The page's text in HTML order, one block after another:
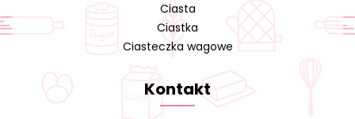
Ciasta
Ciastka
Ciasteczka wagowe
Kontakt